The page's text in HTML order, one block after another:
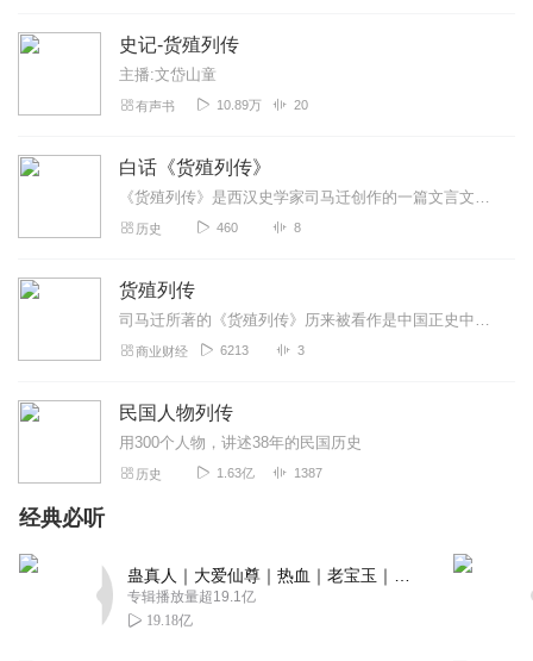
史记-货殖列传
主播:文岱山童
有声书 10.89万 20
白话《货殖列传》
《货殖列传》是西汉史学家司马迁创作的一篇文言文，收录于《史记》中，出自《史记》卷一百二十九、列传第六十九。“货殖”是指谋求“滋生资货财利”以致富而言。即利用货物...
历史 460 8
货殖列传
司马迁所著的《货殖列传》历来被看作是中国正史中的第一篇经济学专论，全文贯串着司马迁独特而朴实的经济思想，集中反映了司马迁敏锐的社会经济洞察力以及超前的经济思想。...
商业财经 6213 3
民国人物列传
用300个人物，讲述38年的民国历史
历史 1.63亿 1387
经典必听
专辑播放量超19.1亿
19.18亿